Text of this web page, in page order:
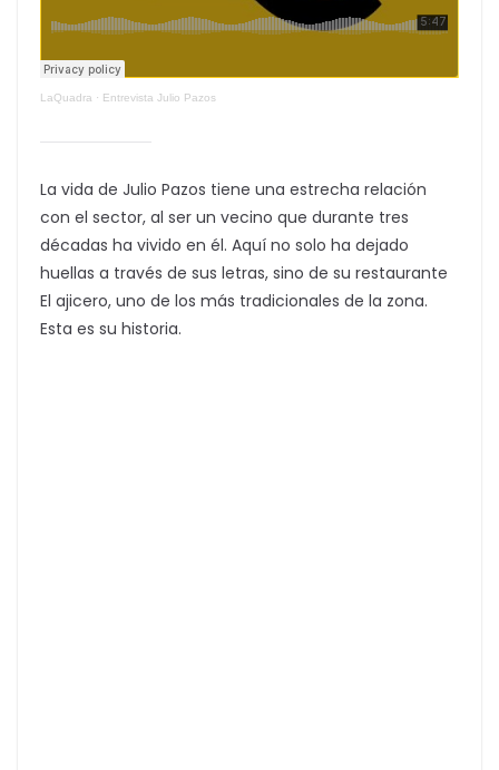
LaQuadra · Entrevista Julio Pazos
La vida de Julio Pazos tiene una estrecha relación
con el sector, al ser un vecino que durante tres
décadas ha vivido en él. Aquí no solo ha dejado
huellas a través de sus letras, sino de su restaurante
El ajicero, uno de los más tradicionales de la zona.
Esta es su historia.